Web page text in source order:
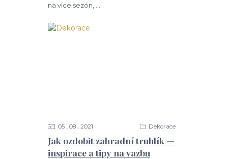
na více sezón, ...
Jak ozdobit zahradní truhlík —
inspirace a tipy na vazbu
05 08 2021 Dekorace